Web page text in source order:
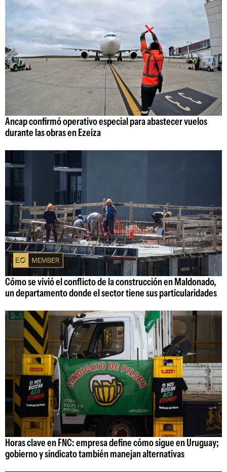
Ancap confirmó operativo especial para abastecer vuelos
durante las obras en Ezeiza
Cómo se vivió el conflicto de la construcción en Maldonado,
un departamento donde el sector tiene sus particularidades
Horas clave en FNC: empresa define cómo sigue en Uruguay;
gobierno y sindicato también manejan alternativas